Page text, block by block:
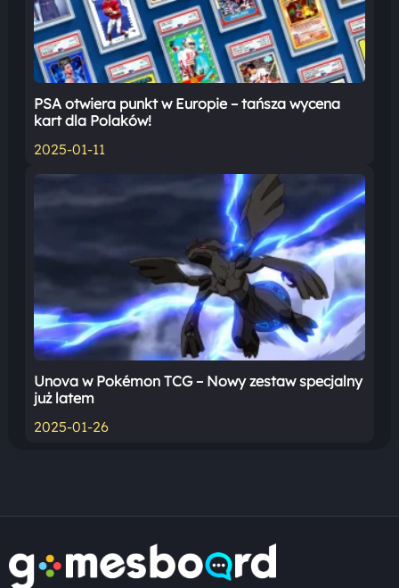
PSA otwiera punkt w Europie – tańsza wycena
kart dla Polaków!
2025-01-11
Unova w Pokémon TCG – Nowy zestaw specjalny
już latem
2025-01-26